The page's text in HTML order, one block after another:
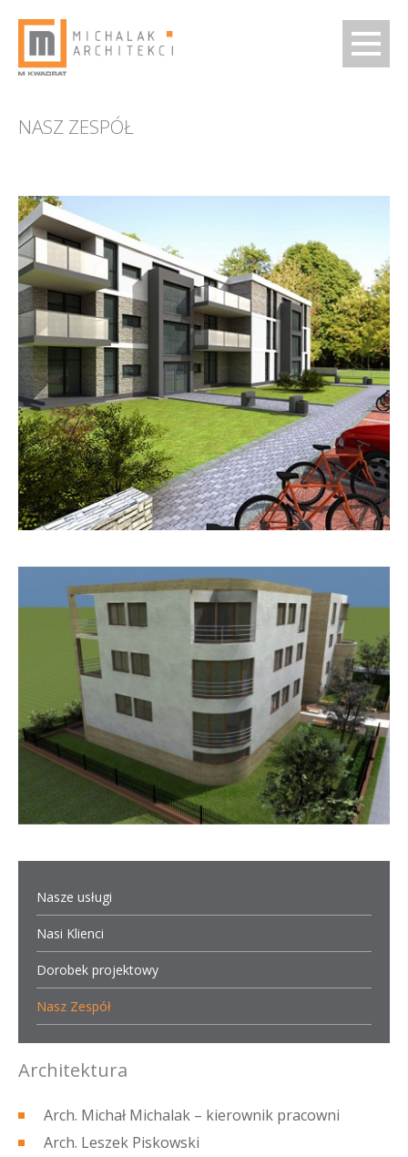
NASZ ZESPÓŁ
Nasze usługi
Nasi Klienci
Dorobek projektowy
Nasz Zespół
Architektura
Arch. Michał Michalak – kierownik pracowni
Arch. Leszek Piskowski